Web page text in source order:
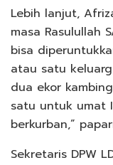
Lebih lanjut,
masa Rasulullah
bisa
atau satu
dua ekor
satu untuk umat
berkurban,”
Sekretaris DPW